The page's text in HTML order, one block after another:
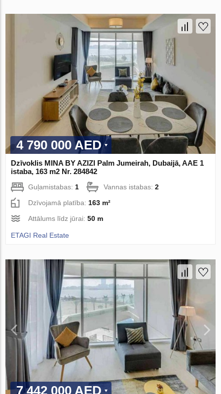
4 790 000 AED
Dzīvoklis MINA BY AZIZI Palm Jumeirah, Dubaijā, AAE 1
istaba, 163 m2 Nr. 284842
Guļamistabas: 1 Vannas istabas:2
Dzīvojamā platība: 163 m²
Attālums līdz jūrai:50 m
ETAGI Real Estate
7 442 000 AED